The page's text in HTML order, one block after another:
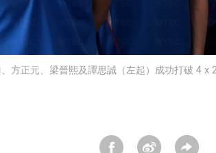
方正元、梁晉熙及譚思誠（左起）成功打破 4 x